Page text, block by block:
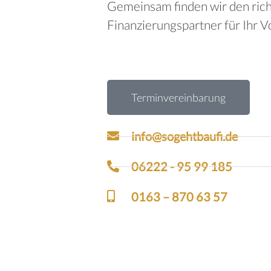
Gemeinsam finden wir den
Finanzierungspartner für Ihr
Terminvereinbarung
info@sogehtbaufi.de
06222 - 95 99 185
0163 – 870 63 57